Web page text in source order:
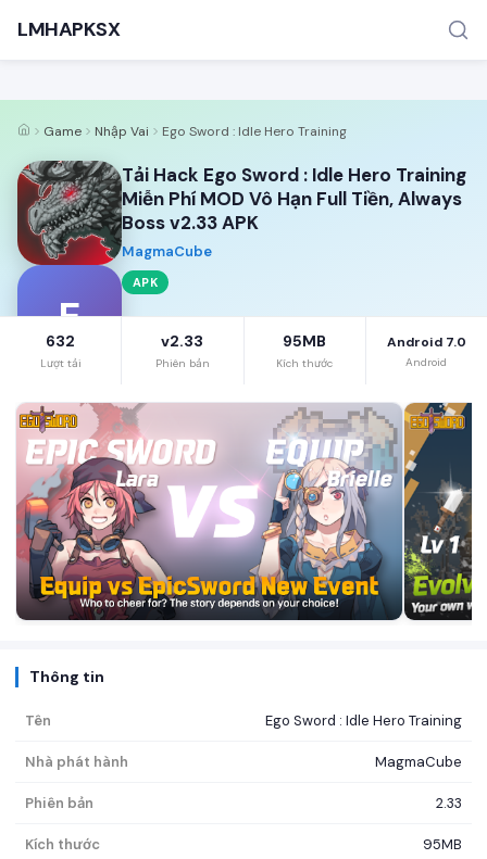
TÌM KIẾM PHỔ BIẾN
LMHAPKSX
Game Nhập Vai Ego Sword : Idle Hero Training
E
Tải Hack Ego Sword : Idle Hero Training
Miễn Phí MOD Vô Hạn Full Tiền, Always
Boss v2.33 APK
MagmaCube
APK
632
Lượt tải
v2.33
Phiên bản
95MB
Kích thước
Android 7.0
Android
Thông tin
Tên Ego Sword : Idle Hero Training
Nhà phát hành MagmaCube
Phiên bản 2.33
Kích thước 95MB